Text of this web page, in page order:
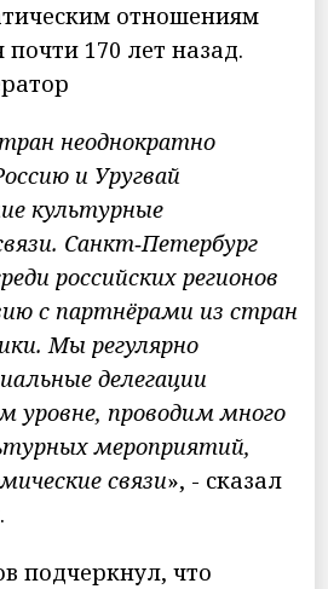
отношениям
почти 170 лет назад.
неоднократно
и Уругвай
культурные
Санкт‑Петербург
российских регионов
с партнёрами из стран
Мы регулярно
делегации
уровне, проводим много
мероприятий,
связи», - сказал
подчеркнул, что